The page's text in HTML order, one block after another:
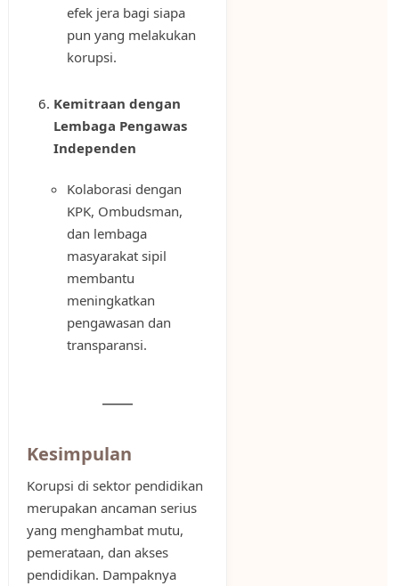
efek jera bagi siapa
pun yang melakukan
korupsi.
Kemitraan dengan
Lembaga Pengawas
Independen
Kolaborasi dengan
KPK, Ombudsman,
dan lembaga
masyarakat sipil
membantu
meningkatkan
pengawasan dan
transparansi.
Kesimpulan
Korupsi di sektor pendidikan
merupakan ancaman serius
yang menghambat mutu,
pemerataan, dan akses
pendidikan. Dampaknya